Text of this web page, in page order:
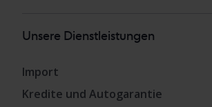
Unsere Dienstleistungen
Import
Kredite und Autogarantie